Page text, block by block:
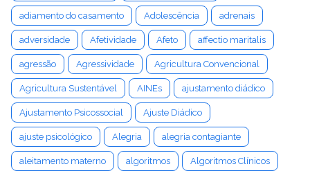
adiamento do casamento Adolescência adrenais
adversidade Afetividade Afeto affectio maritalis
agressão Agressividade Agricultura Convencional
Agricultura Sustentável AINEs ajustamento diádico
Ajustamento Psicossocial Ajuste Diádico
ajuste psicológico Alegria alegria contagiante
aleitamento materno algoritmos Algoritmos Clínicos